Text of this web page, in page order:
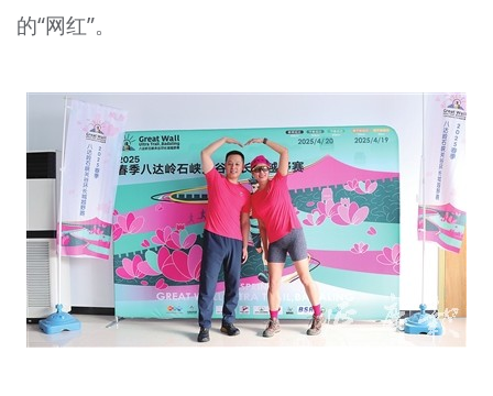
文明评论
宣传思想文化人才
专题
资料库
+
的“网红”。